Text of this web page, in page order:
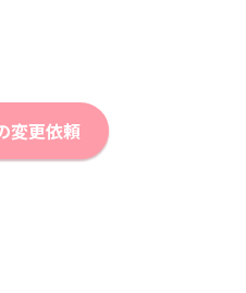
変更依頼